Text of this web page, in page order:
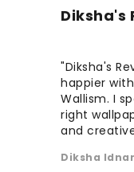
Diksha's
"Diksha's
happier
Wallism. I
right
and
Diksha